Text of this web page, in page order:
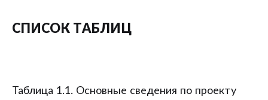
СПИСОК ТАБЛИЦ
Таблица 1.1. Основные сведения по проекту